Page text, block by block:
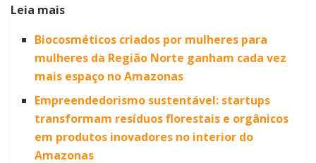
Leia mais
Biocosméticos criados por mulheres para
mulheres da Região Norte ganham cada vez
mais espaço no Amazonas
Empreendedorismo sustentável: startups
transformam resíduos florestais e orgânicos
em produtos inovadores no interior do
Amazonas